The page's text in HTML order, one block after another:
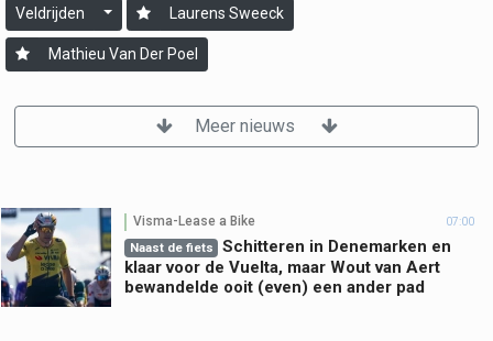
Veldrijden Laurens Sweeck
Mathieu Van Der Poel
Meer nieuws
Visma-Lease a Bike 07:00
Naast de fiets
Schitteren in Denemarken en
klaar voor de Vuelta, maar Wout van Aert
bewandelde ooit (even) een ander pad